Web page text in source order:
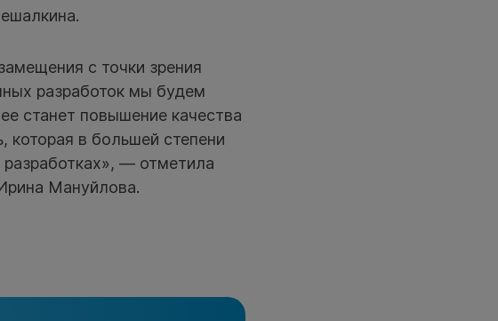
с точки зрения
разработок мы будем
станет повышение качества
которая в большей степени
разработках», — отметила
Мануйлова.